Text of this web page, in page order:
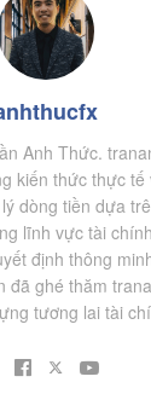
Anh Thức.
kiến thức thực tế
dòng tiền dựa
lĩnh vực tài
định thông
đã ghé thăm
tương lai tài